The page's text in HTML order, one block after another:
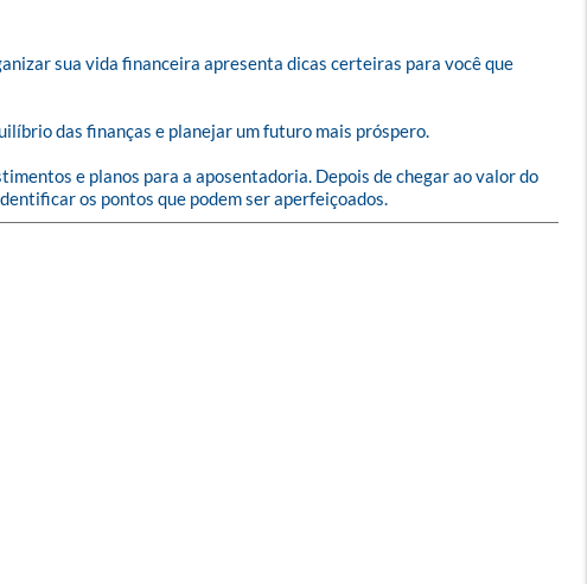
sua vida financeira apresenta dicas certeiras para você que
das finanças e planejar um futuro mais próspero.
e planos para a aposentadoria. Depois de chegar ao valor do
os pontos que podem ser aperfeiçoados.